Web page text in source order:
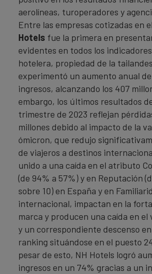
aerolíneas, turoperadores y
Entre las empresas cotizadas en
Hotels fue la primera en
evidentes en todos los
hotelera, propiedad de la
experimentó un aumento anual
ingresos, alcanzando los 407
embargo, los últimos resultados
trimestre de 2023 reflejan
millones debido al impacto de la
ómicron, que redujo
de viajeros a destinos
unido a una caída en el atributo
(de 94% a 57%) y en Reputación
sobre 10) en España y en
internacional, impactan en la
marca y producen una caída en el
y un correspondiente descenso
ranking situándose en el puesto
pesar de esto, NH Hotels logró
ingresos en un 74% gracias a un